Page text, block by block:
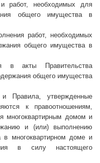
работ, необходимых для
общего имущества в
работ, необходимых
общего имущества в
в акты Правительства
общего имущества
Правила, утвержденные
к правоотношениям,
многоквартирным домом и
и (или) выполнению
многоквартирном доме и
в силу настоящего